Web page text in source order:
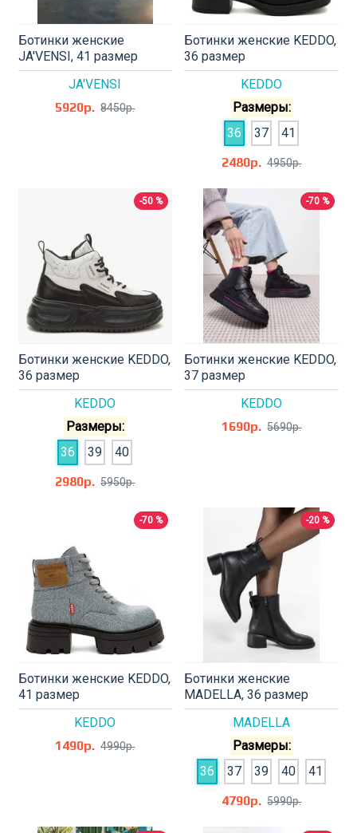
JA'VENSI
Ботинки женские
JA'VENSI, 41 размер
5920р. 8450р.
KEDDO
Ботинки женские KEDDO,
36 размер
Размеры:
36
37
41
2480р. 4950р.
-50 %
KEDDO
Ботинки женские KEDDO,
36 размер
Размеры:
36
39
40
2980р. 5950р.
-70 %
KEDDO
Ботинки женские KEDDO,
37 размер
1690р. 5690р.
-70 %
KEDDO
Ботинки женские KEDDO,
41 размер
1490р. 4990р.
-20 %
MADELLA
Ботинки женские
MADELLA, 36 размер
Размеры:
36
37 39 40
41
4790р. 5990р.